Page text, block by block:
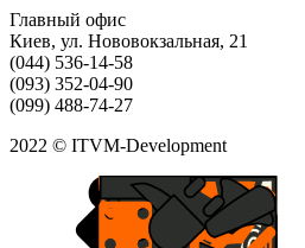
Главный офис
Киев, ул. Нововокзальная, 21
(044) 536-14-58
(093) 352-04-90
(099) 488-74-27
2022 © ITVM-Development